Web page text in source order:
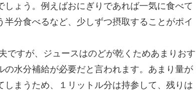
ょう。例えばおにぎりであれば一気に食べて
分食べるなど、少しずつ摂取することがポイ
ですが、ジュースはのどが乾くためあまりおす
水分補給が必要だと言われます。あまり量が
まうため、１リットル分は持参して、残りは